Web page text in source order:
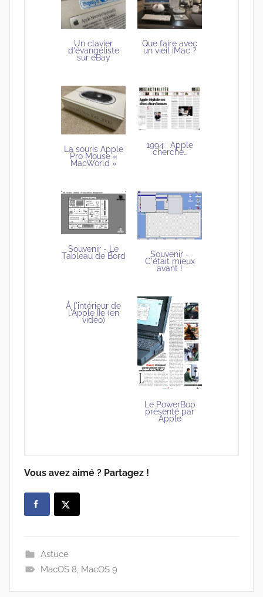
Un clavier
d'évangéliste
sur eBay
Que faire avec
un vieil iMac ?
La souris Apple
Pro Mouse «
MacWorld »
1994 : Apple
cherche…
Souvenir - Le
Tableau de Bord Souvenir -
C'était mieux
avant !
À l'intérieur de
l'Apple IIe (en
vidéo)
Le PowerBop
présenté par
Apple
Vous avez aimé ? Partagez !
Astuce
MacOS 8, MacOS 9